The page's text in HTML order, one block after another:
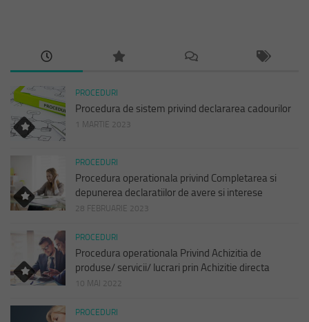
PROCEDURI
Procedura de sistem privind declararea cadourilor
1 MARTIE 2023
PROCEDURI
Procedura operationala privind Completarea si
depunerea declaratiilor de avere si interese
28 FEBRUARIE 2023
PROCEDURI
Procedura operationala Privind Achizitia de
produse/ servicii/ lucrari prin Achizitie directa
10 MAI 2022
PROCEDURI